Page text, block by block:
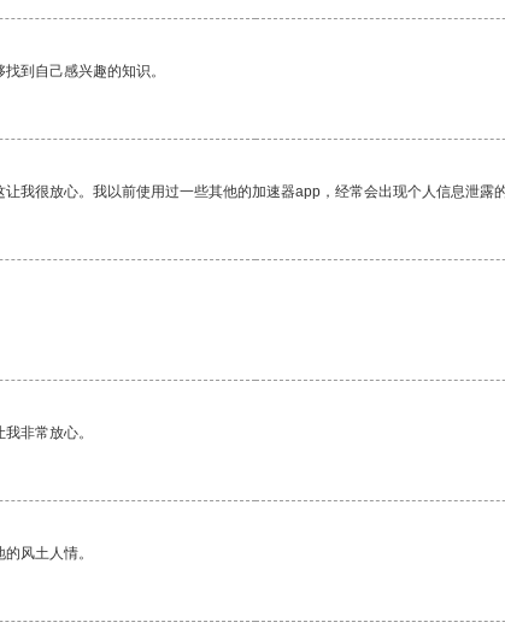
到自己感兴趣的知识。
我很放心。我以前使用过一些其他的加速器app，经常会出现个人信息泄露
非常放心。
风土人情。